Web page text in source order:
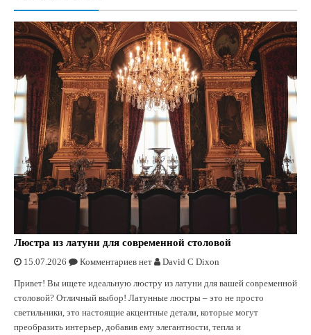
Люстрa из латуни для современной столовой
15.07.2026 Комментариев нет David C Dixon
Привет! Вы ищете идеальную люстру из латуни для вашей современной
столовой? Отличный выбор! Латунные люстры – это не просто
светильники, это настоящие акцентные детали, которые могут
преобразить интерьер, добавив ему элегантности, тепла и